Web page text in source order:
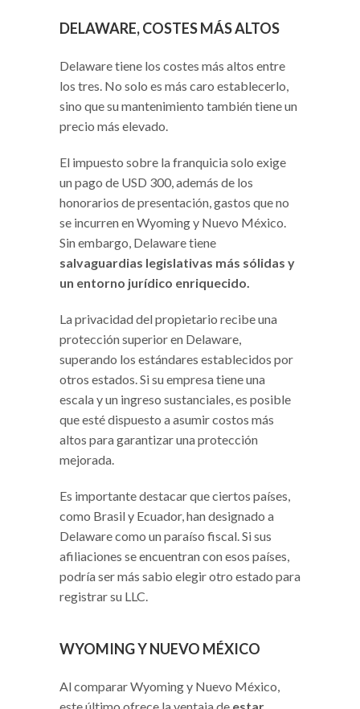
DELAWARE, COSTES MÁS ALTOS
Delaware tiene los costes más altos entre
los tres. No solo es más caro establecerlo,
sino que su mantenimiento también tiene un
precio más elevado.
El impuesto sobre la franquicia solo exige
un pago de USD 300, además de los
honorarios de presentación, gastos que no
se incurren en Wyoming y Nuevo México.
Sin embargo, Delaware tiene
salvaguardias legislativas más sólidas y
un entorno jurídico enriquecido.
La privacidad del propietario recibe una
protección superior en Delaware,
superando los estándares establecidos por
otros estados. Si su empresa tiene una
escala y un ingreso sustanciales, es posible
que esté dispuesto a asumir costos más
altos para garantizar una protección
mejorada.
Es importante destacar que ciertos países,
como Brasil y Ecuador, han designado a
Delaware como un paraíso fiscal. Si sus
afiliaciones se encuentran con esos países,
podría ser más sabio elegir otro estado para
registrar su LLC.
WYOMING Y NUEVO MÉXICO
Al comparar Wyoming y Nuevo México,